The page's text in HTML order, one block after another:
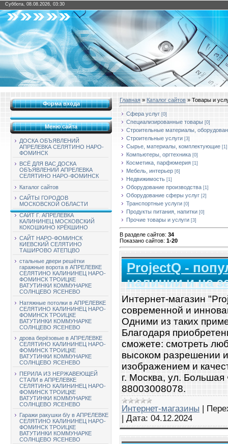
Суббота, 08.08.2026, 03:30
Форма входа
Меню сайта
ДОСКА ОБЪЯВЛЕНИЙ
АПРЕЛЕВКА СЕЛЯТИНО НАРО-
ФОМИНСК
ВСЁ ДЛЯ ВАС ДОСКА
ОБЪЯВЛЕНИЙ АПРЕЛЕВКА
СЕЛЯТИНО НАРО-ФОМИНСК
Каталог сайтов
САЙТЫ ГОРОДОВ
МОСКОВСКОЙ ОБЛАСТИ
САЙТ Г. АПРЕЛЕВКА
КАЛИНИНЕЦ МОСКОВСКИЙ
КОКОШКИНО КРЁКШИНО
САЙТ НАРО-ФОМИНСК
КИЕВСКИЙ СЕЛЯТИНО
ТАШИРОВО АТЕПЦВО
стальные двери решётки
гаражные ворота в АПРЕЛЕВКЕ
СЕЛЯТИНО КАЛИНИНЕЦ НАРО-
ФОМИНСК ТРОИЦКЕ
ВАТУТИНКИ КОММУНАРКЕ
СОЛНЦЕВО ЯСЕНЕВО
Натяжные потолки в АПРЕЛЕВКЕ
СЕЛЯТИНО КАЛИНИНЕЦ НАРО-
ФОМИНСК ТРОИЦКЕ
ВАТУТИНКИ КОММУНАРКЕ
СОЛНЦЕВО ЯСЕНЕВО
дрова берёзовые в АПРЕЛЕВКЕ
СЕЛЯТИНО КАЛИНИНЕЦ НАРО-
ФОМИНСК ТРОИЦКЕ
ВАТУТИНКИ КОММУНАРКЕ
СОЛНЦЕВО ЯСЕНЕВО
ПЕРИЛА ИЗ НЕРЖАВЕЮЩЕЙ
СТАЛИ в АПРЕЛЕВКЕ
СЕЛЯТИНО КАЛИНИНЕЦ НАРО-
ФОМИНСК ТРОИЦКЕ
ВАТУТИНКИ КОММУНАРКЕ
СОЛНЦЕВО ЯСЕНЕВО
Гаражи ракушки б/у в АПРЕЛЕВКЕ
СЕЛЯТИНО КАЛИНИНЕЦ НАРО-
ФОМИНСК ТРОИЦКЕ
ВАТУТИНКИ КОММУНАРКЕ
СОЛНЦЕВО ЯСЕНЕВО
Главная » Каталог сайтов » Товары и
Cфера услуг [0]
Специализированные товары [0]
Строительные материалы,
Строительные услуги [3]
Сырье, материалы, комплектующие [1]
Компьютеры, оргтехника [0]
Косметика, парфюмерия [1]
Мебель, интерьер [6]
Недвижимость [1]
Оборудование производства [1]
Оборудование сферы услуг [2]
Транспортные услуги [0]
Продукты питания, напитки [0]
Прочие товары и услуги [3]
В разделе сайтов: 34
Показано сайтов: 1-20
ProjectQ -
наличии и на
Интернет-магазин
современной и
Одними из таких
Благодаря
сможете: смотреть
высоком разрешении
изображением и
г. Москва, ул.
88003008078.
Интернет-магазины |
| Дата: 04.12.2024